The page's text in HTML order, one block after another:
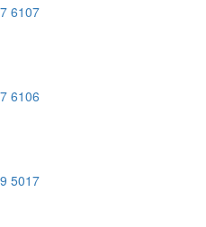
6107
6106
5017